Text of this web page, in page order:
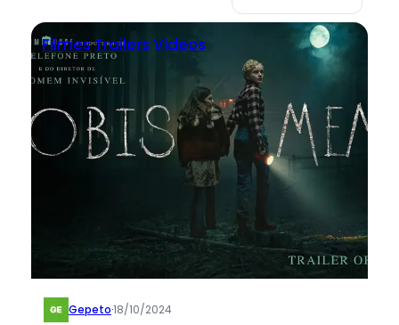
FilmesTrailers Videos
Gepeto·18/10/2024